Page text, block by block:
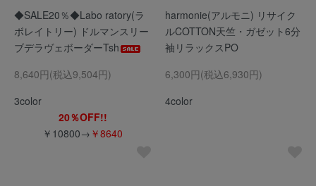
◆SALE20％◆Labo ratory(ラ
ボレイトリー) ドルマンスリー
ブデラヴェボーダーTsh
8,640円(税込9,504円)
3color
20％OFF!!
￥10800→ ￥8640
harmonie(アルモニ) リサイク
ルCOTTON天竺・ガゼット6分
袖リラックスPO
6,300円(税込6,930円)
4color